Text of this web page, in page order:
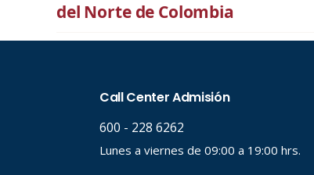
del Norte de Colombia